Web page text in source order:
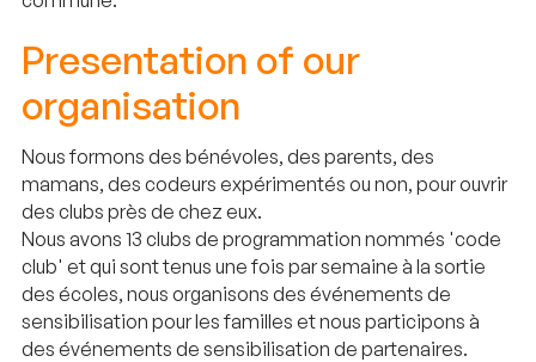
Presentation of our
organisation
Nous formons des bénévoles, des parents, des
mamans, des codeurs expérimentés ou non, pour ouvrir
des clubs près de chez eux.
Nous avons 13 clubs de programmation nommés 'code
club' et qui sont tenus une fois par semaine à la sortie
des écoles, nous organisons des événements de
sensibilisation pour les familles et nous participons à
des événements de sensibilisation de partenaires.